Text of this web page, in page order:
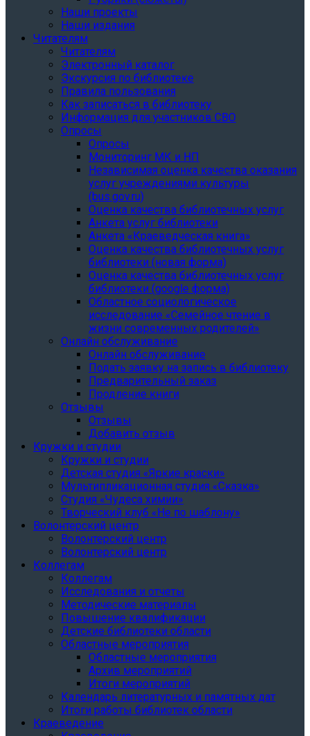
Наши проекты
Наши издания
Читателям
Читателям
Электронный каталог
Экскурсия по библиотеке
Правила пользования
Как записаться в библиотеку
Информация для участников СВО
Опросы
Опросы
Мониторинг МК и НП
Независимая оценка качества оказания
услуг учреждениями культуры
(bus.gov.ru)
Оценка качества библиотечных услуг
Анкета услуг библиотеки
Анкета «Краеведческая книга»
Oценка качества библиотечных услуг
библиотеки (новая форма)
Oценка качества библиотечных услуг
библиотеки (google форма)
Областное социологическое
исследование «Семейное чтение в
жизни современных родителей»
Онлайн обслуживание
Онлайн обслуживание
Подать заявку на запись в библиотеку
Предварительный заказ
Продление книги
Отзывы
Отзывы
Добавить отзыв
Кружки и студии
Кружки и студии
Детская студия «Яркие краски»
Мультипликационная студия «Сказка»
Студия «Чудеса химии»
Творческий клуб «Не по шаблону»
Волонтерский центр
Волонтерский центр
Волонтерский центр
Коллегам
Коллегам
Исследования и отчеты
Методические материалы
Повышение квалификации
Детские библиотеки области
Областные мероприятия
Областные мероприятия
Архив мероприятий
Итоги мероприятий
Календарь литературных и памятных дат
Итоги работы библиотек области
Краеведение